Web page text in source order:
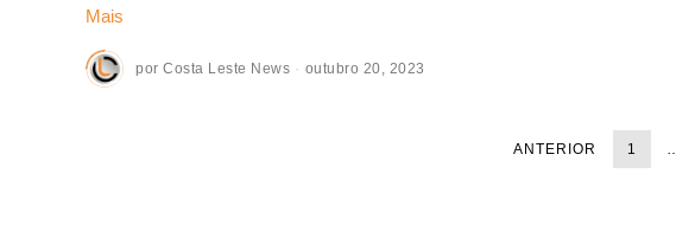
Mais
por Costa Leste News outubro 20, 2023
ANTERIOR 1